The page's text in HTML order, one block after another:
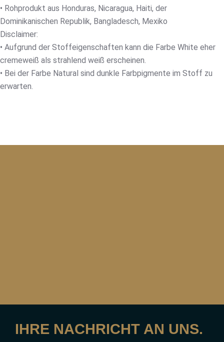
• Rohprodukt aus Honduras, Nicaragua, Haiti, der
Dominikanischen Republik, Bangladesch, Mexiko
Disclaimer:
• Aufgrund der Stoffeigenschaften kann die Farbe White eher
cremeweiß als strahlend weiß erscheinen.
• Bei der Farbe Natural sind dunkle Farbpigmente im Stoff zu
erwarten.
IHRE NACHRICHT AN UNS.